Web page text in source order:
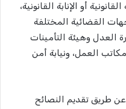
أو الإنابة القانونية،
القضائية المختلفة
العدل وهيئة التأمينات
العمل، ونيابة أمن
عن طريق تقديم النصائح